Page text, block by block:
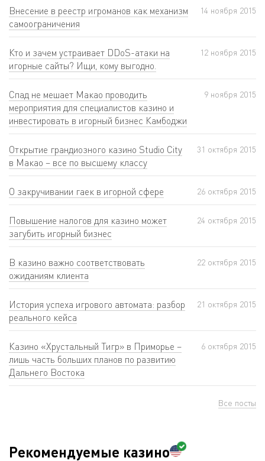
Внесение в реестр игроманов как механизм
самоограничения
14 ноября 2015
Кто и зачем устраивает DDoS-атаки на
игорные сайты? Ищи, кому выгодно.
12 ноября 2015
Спад не мешает Макао проводить
мероприятия для специалистов казино и
инвестировать в игорный бизнес Камбоджи
9 ноября 2015
Открытие грандиозного казино Studio City
в Макао – все по высшему классу
31 октября 2015
О закручивании гаек в игорной сфере 26 октября 2015
Повышение налогов для казино может
загубить игорный бизнес
24 октября 2015
В казино важно соответствовать
ожиданиям клиента
22 октября 2015
История успеха игрового автомата: разбор
реального кейса
21 октября 2015
Казино «Хрустальный Тигр» в Приморье –
лишь часть больших планов по развитию
Дальнего Востока
6 октября 2015
Все посты
Рекомендуемые казино